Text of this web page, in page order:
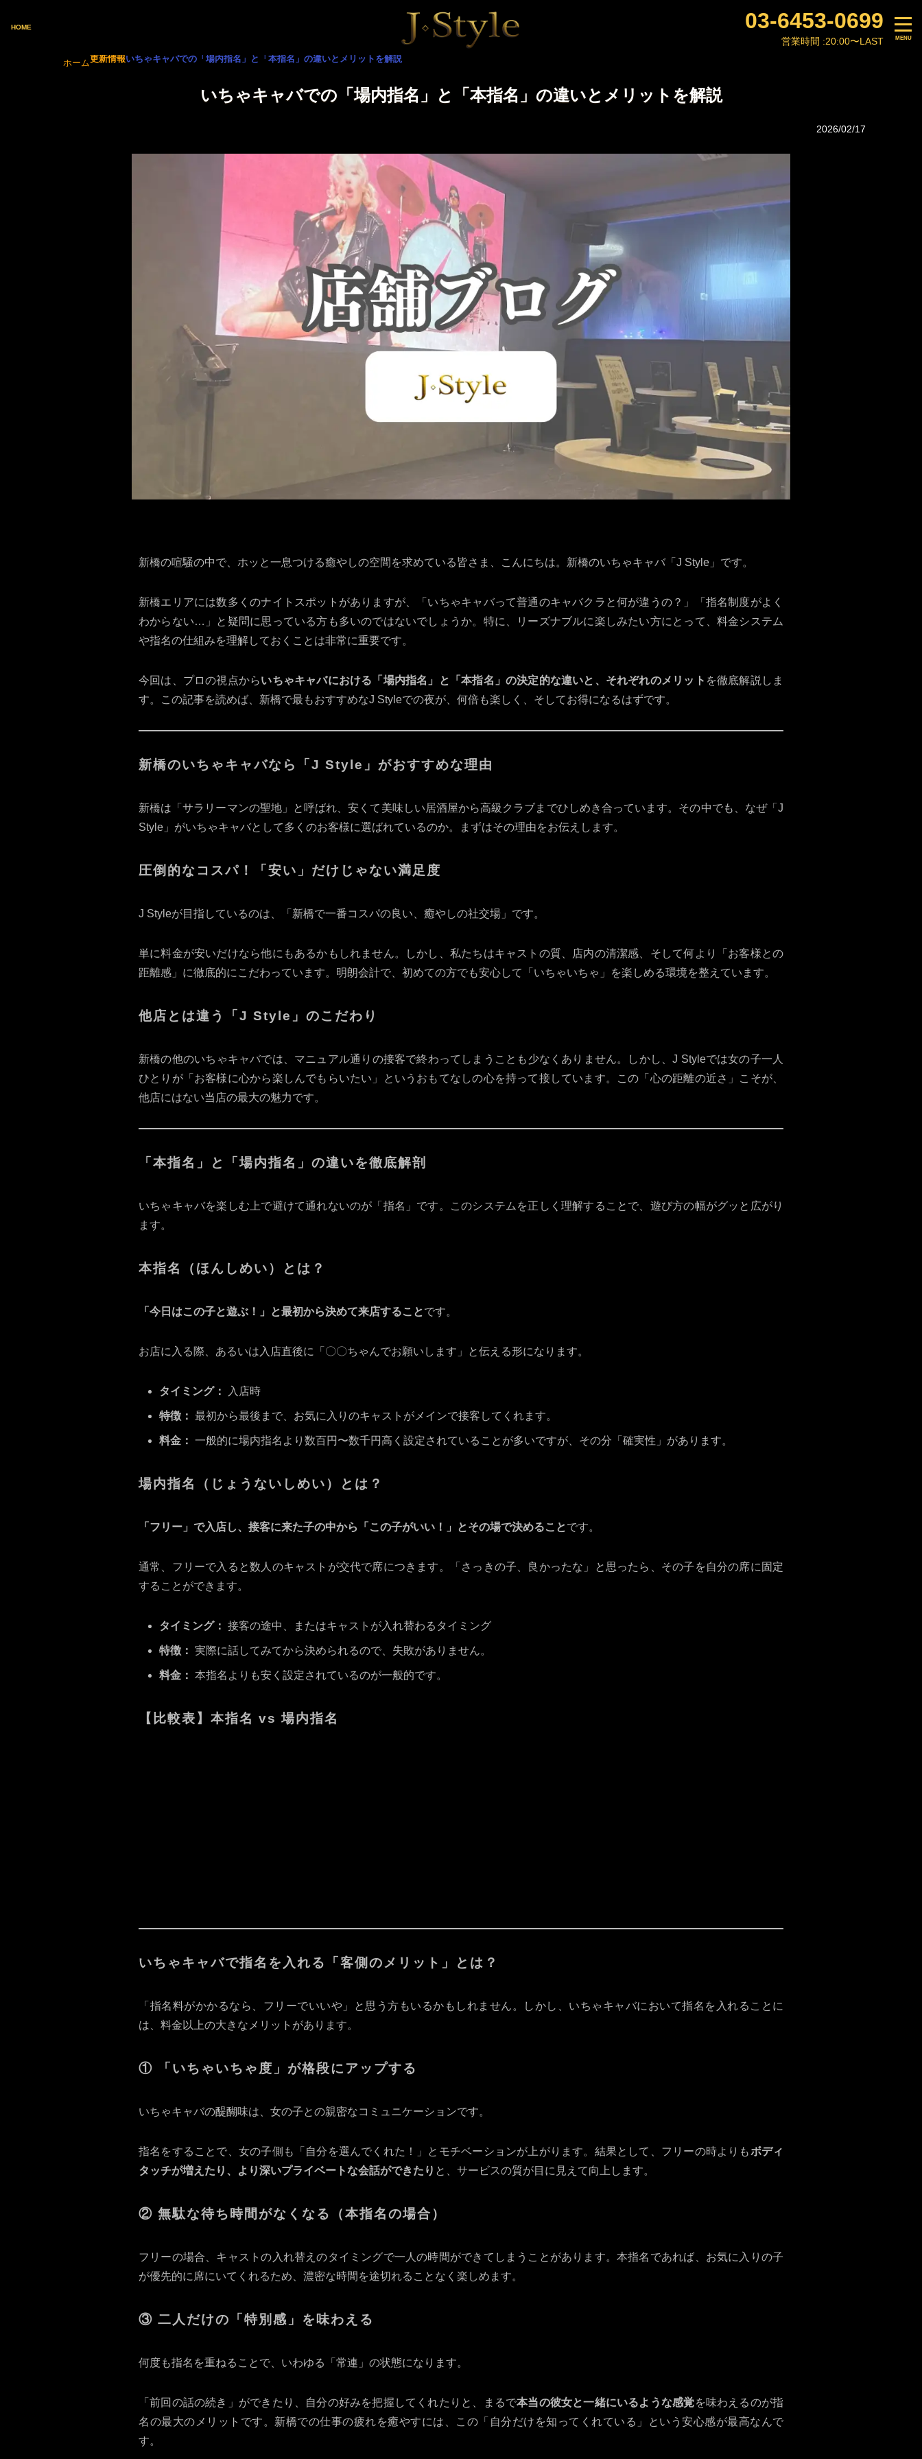
03-6453-0699
営業時間 :20:00〜LAST
HOME
ホーム更新情報いちゃキャバでの「場内指名」と「本指名」の違いとメリットを解説
いちゃキャバでの「場内指名」と「本指名」の違いとメリットを解説
2026/02/17
新橋の喧騒の中で、ホッと一息つける癒やしの空間を求めている皆さま、こんにちは。新橋のいちゃキャバ「J Style」です。
新橋エリアには数多くのナイトスポットがありますが、「いちゃキャバって普通のキャバクラと何が違うの？」「指名制度がよく
わからない…」と疑問に思っている方も多いのではないでしょうか。特に、リーズナブルに楽しみたい方にとって、料金システム
や指名の仕組みを理解しておくことは非常に重要です。
今回は、プロの視点からいちゃキャバにおける「場内指名」と「本指名」の決定的な違いと、それぞれのメリット を徹底解説しま
す。この記事を読めば、新橋で最もおすすめなJ Styleでの夜が、何倍も楽しく、そしてお得になるはずです。
新橋のいちゃキャバなら「J Style」がおすすめな理由
新橋は「サラリーマンの聖地」と呼ばれ、安くて美味しい居酒屋から高級クラブまでひしめき合っています。その中でも、なぜ「J
Style」がいちゃキャバとして多くのお客様に選ばれているのか。まずはその理由をお伝えします。
圧倒的なコスパ！「安い」だけじゃない満足度
J Styleが目指しているのは、「新橋で一番コスパの良い、癒やしの社交場」です。
単に料金が安いだけなら他にもあるかもしれません。しかし、私たちはキャストの質、店内の清潔感、そして何より「お客様との
距離感」に徹底的にこだわっています。明朗会計で、初めての方でも安心して「いちゃいちゃ」を楽しめる環境を整えています。
他店とは違う「J Style」のこだわり
新橋の他のいちゃキャバでは、マニュアル通りの接客で終わってしまうことも少なくありません。しかし、J Styleでは女の子一人
ひとりが「お客様に心から楽しんでもらいたい」というおもてなしの心を持って接しています。この「心の距離の近さ」こそが、
他店にはない当店の最大の魅力です。
「本指名」と「場内指名」の違いを徹底解剖
いちゃキャバを楽しむ上で避けて通れないのが「指名」です。このシステムを正しく理解することで、遊び方の幅がグッと広がり
ます。
本指名（ほんしめい）とは？
「今日はこの子と遊ぶ！」と最初から決めて来店することです。
お店に入る際、あるいは入店直後に「〇〇ちゃんでお願いします」と伝える形になります。
タイミング： 入店時
特徴： 最初から最後まで、お気に入りのキャストがメインで接客してくれます。
料金： 一般的に場内指名より数百円〜数千円高く設定されていることが多いですが、その分「確実性」があります。
場内指名（じょうないしめい）とは？
「フリー」で入店し、接客に来た子の中から「この子がいい！」とその場で決めることです。
通常、フリーで入ると数人のキャストが交代で席につきます。「さっきの子、良かったな」と思ったら、その子を自分の席に固定
することができます。
タイミング： 接客の途中、またはキャストが入れ替わるタイミング
特徴： 実際に話してみてから決められるので、失敗がありません。
料金： 本指名よりも安く設定されているのが一般的です。
【比較表】本指名 vs 場内指名
いちゃキャバで指名を入れる「客側のメリット」とは？
「指名料がかかるなら、フリーでいいや」と思う方もいるかもしれません。しかし、いちゃキャバにおいて指名を入れることに
は、料金以上の大きなメリットがあります。
① 「いちゃいちゃ度」が格段にアップする
いちゃキャバの醍醐味は、女の子との親密なコミュニケーションです。
指名をすることで、女の子側も「自分を選んでくれた！」とモチベーションが上がります。結果として、フリーの時よりもボディ
タッチが増えたり、より深いプライベートな会話ができたり と、サービスの質が目に見えて向上します。
② 無駄な待ち時間がなくなる（本指名の場合）
フリーの場合、キャストの入れ替えのタイミングで一人の時間ができてしまうことがあります。本指名であれば、お気に入りの子
が優先的に席にいてくれるため、濃密な時間を途切れることなく楽しめます。
③ 二人だけの「特別感」を味わえる
何度も指名を重ねることで、いわゆる「常連」の状態になります。
「前回の話の続き」ができたり、自分の好みを把握してくれたりと、まるで本当の彼女と一緒にいるような感覚を味わえるのが指
名の最大のメリットです。新橋での仕事の疲れを癒やすには、この「自分だけを知ってくれている」という安心感が最高なんで
す。